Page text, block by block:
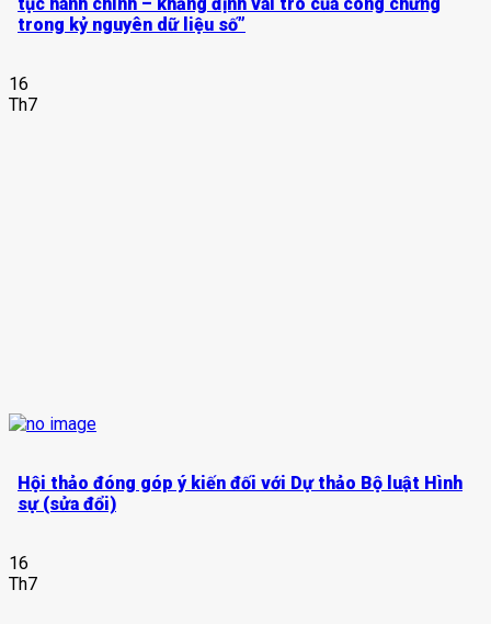
tục hành chính – khẳng định vai trò của công chứng
trong kỷ nguyên dữ liệu số”
16
Th7
Hội thảo đóng góp ý kiến đối với Dự thảo Bộ luật Hình
sự (sửa đổi)
16
Th7